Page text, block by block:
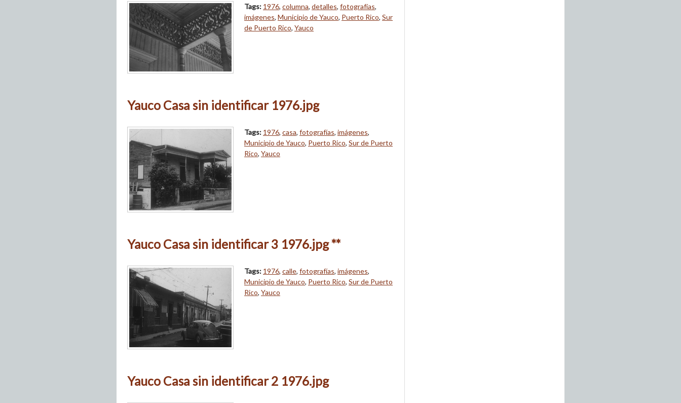
Tags: 1976, columna, detalles, fotografías,
imágenes, Municipio de Yauco, Puerto Rico, Sur
de Puerto Rico, Yauco
Yauco Casa sin identificar 1976.jpg
Tags: 1976, casa, fotografías, imágenes,
Municipio de Yauco, Puerto Rico, Sur de Puerto
Rico, Yauco
Yauco Casa sin identificar 3 1976.jpg **
Tags: 1976, calle, fotografías, imágenes,
Municipio de Yauco, Puerto Rico, Sur de Puerto
Rico, Yauco
Yauco Casa sin identificar 2 1976.jpg